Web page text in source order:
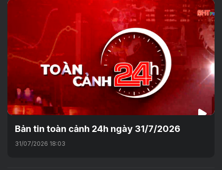
Bản tin toàn cảnh 24h ngày 31/7/2026
31/07/2026 18:03